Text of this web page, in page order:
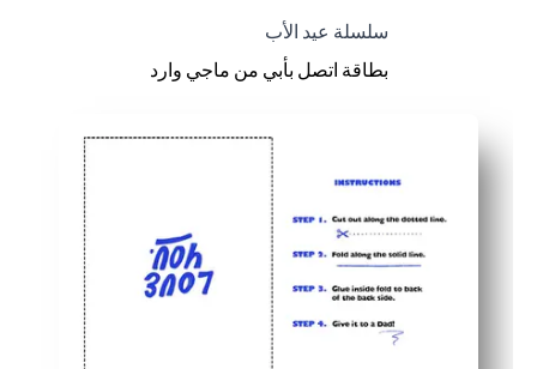
سلسلة عيد الأب
بطاقة اتصل بأبي من ماجي وارد